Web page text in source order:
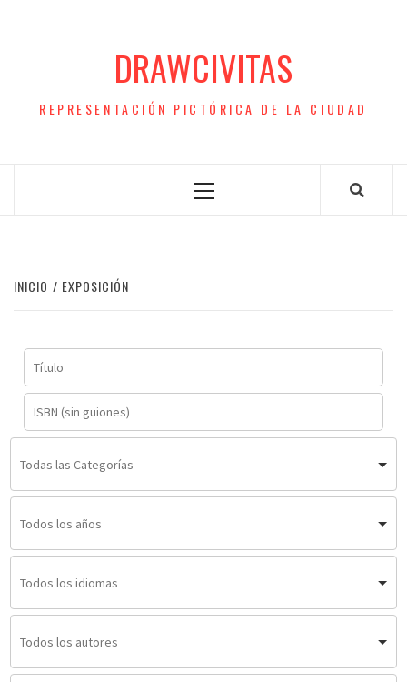
DRAWCIVITAS
REPRESENTACIÓN PICTÓRICA DE LA CIUDAD
Menú
INICIO EXPOSICIÓN